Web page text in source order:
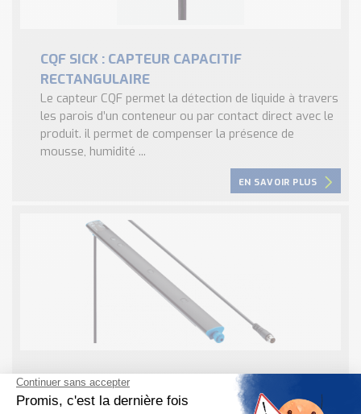
CQF SICK : CAPTEUR CAPACITIF
RECTANGULAIRE
Le capteur CQF permet la détection de liquide à travers
les parois d’un conteneur ou par contact direct avec le
produit. il permet de compenser la présence de
mousse, humidité ...
EN SAVOIR PLUS
Roller sensor bar SICK : Capteur de bande
transporteuse flexible pour la détection de